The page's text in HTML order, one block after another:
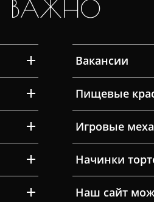
ВАЖНО
Вакансии
Пищевые
Игровые
Начинки
Наш сайт